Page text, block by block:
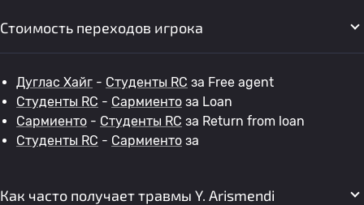
Стоимость переходов игрока
Дуглас Хайг - Студенты RC за Free agent
Студенты RC - Сармиенто за Loan
Сармиенто - Студенты RC за Return from loan
Студенты RC - Сармиенто за
Как часто получает травмы Y. Arismendi